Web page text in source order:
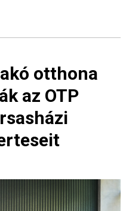
otthona
az OTP